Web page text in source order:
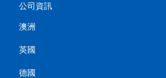
公司資訊
澳洲
英國
德國